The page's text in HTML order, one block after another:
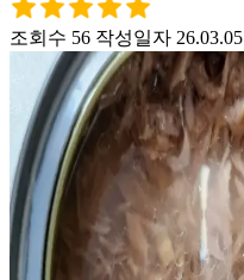
조회수 56 작성일자 26.03.05